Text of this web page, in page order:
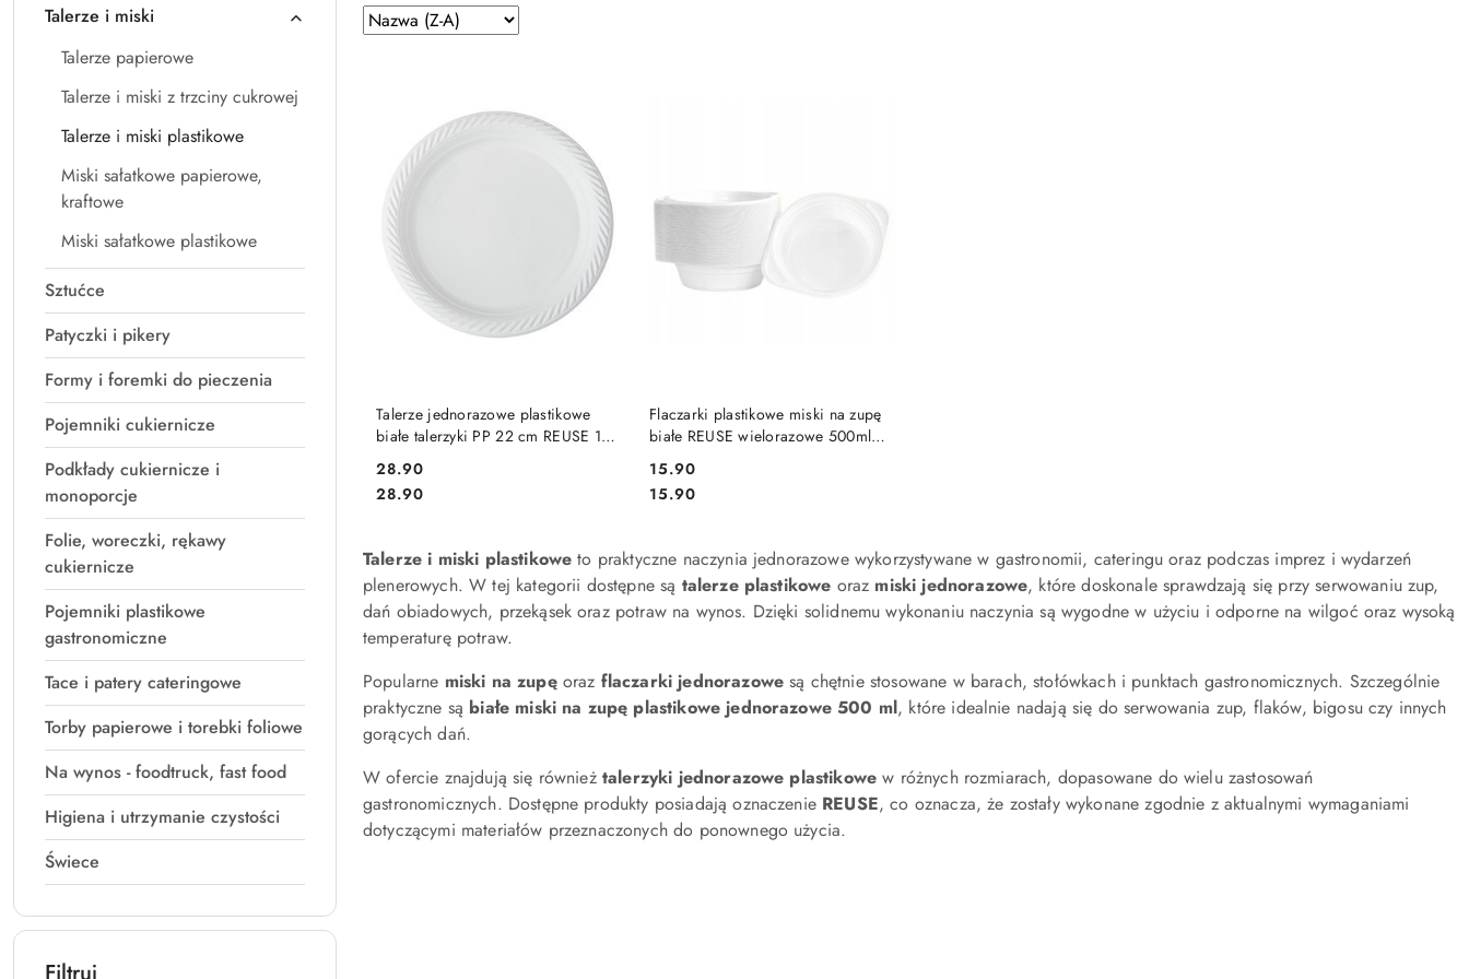
Talerze i miski
Talerze papierowe
Talerze i miski z trzciny cukrowej
Talerze i miski plastikowe
Miski sałatkowe papierowe,
kraftowe
Miski sałatkowe plastikowe
Sztućce
Patyczki i pikery
Formy i foremki do pieczenia
Pojemniki cukiernicze
Podkłady cukiernicze i
monoporcje
Folie, woreczki, rękawy
cukiernicze
Pojemniki plastikowe
gastronomiczne
Tace i patery cateringowe
Torby papierowe i torebki foliowe
Na wynos - foodtruck, fast food
Higiena i utrzymanie czystości
Świece
Zastosowano
sortowanie:
Sortuj
według
Talerze jednorazowe plastikowe
białe talerzyki PP 22 cm REUSE 100
Cena:
28.90
Cena:
28.90
DO KOSZYKA
Flaczarki plastikowe miski na zupę
białe REUSE wielorazowe 500ml
Cena:
15.90
Cena:
15.90
DO KOSZYKA
Talerze i miski plastikowe to praktyczne naczynia jednorazowe wykorzystywane w gastronomii, cateringu oraz podczas imprez i wydarzeń
plenerowych. W tej kategorii dostępne są talerze plastikowe oraz miski jednorazowe, które doskonale sprawdzają się przy serwowaniu zup,
dań obiadowych, przekąsek oraz potraw na wynos. Dzięki solidnemu wykonaniu naczynia są wygodne w użyciu i odporne na wilgoć oraz wysoką
temperaturę potraw.
Popularne miski na zupęoraz flaczarki jednorazowe są chętnie stosowane w barach, stołówkach i punktach gastronomicznych. Szczególnie
praktyczne są białe miski na zupę plastikowe jednorazowe 500 ml, które idealnie nadają się do serwowania zup, flaków, bigosu czy innych
gorących dań.
W ofercie znajdują się również talerzyki jednorazowe plastikowe w różnych rozmiarach, dopasowane do wielu zastosowań
gastronomicznych. Dostępne produkty posiadają oznaczenie REUSE, co oznacza, że zostały wykonane zgodnie z aktualnymi wymaganiami
dotyczącymi materiałów przeznaczonych do ponownego użycia.